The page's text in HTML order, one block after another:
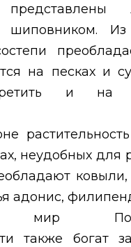
представлены
шиповником.
на песках и
и на
неудобных для
ковыли,
адонис,
мир
также богат